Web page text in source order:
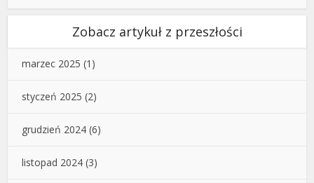
Zobacz artykuł z przeszłości
marzec 2025 (1)
styczeń 2025 (2)
grudzień 2024 (6)
listopad 2024 (3)